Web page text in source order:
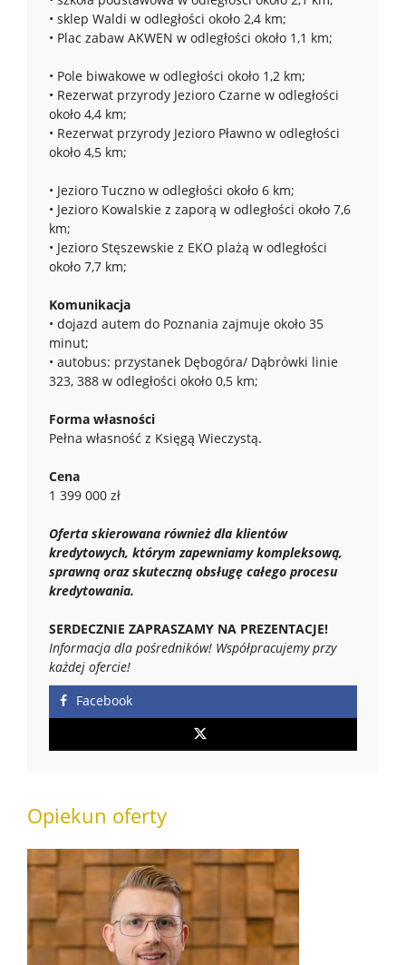
• sklep Waldi w odległości około 2,4 km;
• Plac zabaw AKWEN w odległości około 1,1 km;
• Pole biwakowe w odległości około 1,2 km;
• Rezerwat przyrody Jezioro Czarne w odległości
około 4,4 km;
• Rezerwat przyrody Jezioro Pławno w odległości
około 4,5 km;
• Jezioro Tuczno w odległości około 6 km;
• Jezioro Kowalskie z zaporą w odległości około 7,6
km;
• Jezioro Stęszewskie z EKO plażą w odległości
około 7,7 km;
Komunikacja
• dojazd autem do Poznania zajmuje około 35
minut;
• autobus: przystanek Dębogóra/ Dąbrówki linie
323, 388 w odległości około 0,5 km;
Forma własności
Pełna własność z Księgą Wieczystą.
Cena
1 399 000 zł
Oferta skierowana również dla klientów
kredytowych, którym zapewniamy kompleksową,
sprawną oraz skuteczną obsługę całego procesu
kredytowania.
SERDECZNIE ZAPRASZAMY NA PREZENTACJE!
Informacja dla pośredników! Współpracujemy przy
każdej ofercie!
Facebook
Opiekun oferty